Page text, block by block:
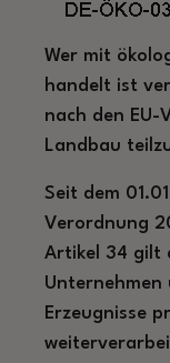
Wer mit
handelt ist
nach den
Landbau
Seit dem
Verordnung
Artikel 34 gilt
Unternehmen
Erzeugnisse